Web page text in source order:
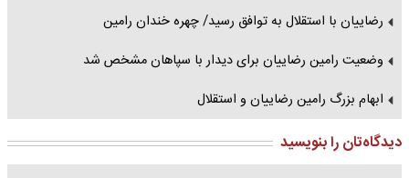
رضاییان با استقلال به توافق رسید/ چهره خندان رامین
وضعیت رامین رضاییان برای دیدار با سپاهان مشخص شد
ابهام بزرگ رامین رضاییان و استقلال
دیدگاه‌تان را بنویسید